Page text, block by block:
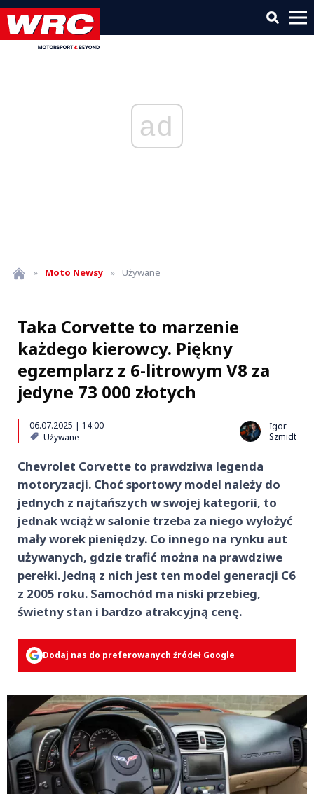
ad
» Moto Newsy » Używane
Taka Corvette to marzenie
każdego kierowcy. Piękny
egzemplarz z 6-litrowym V8 za
jedyne 73 000 złotych
06.07.2025 | 14:00
Używane
Igor
Szmidt
Chevrolet Corvette to prawdziwa legenda
motoryzacji. Choć sportowy model należy do
jednych z najtańszych w swojej kategorii, to
jednak wciąż w salonie trzeba za niego wyłożyć
mały worek pieniędzy. Co innego na rynku aut
używanych, gdzie trafić można na prawdziwe
perełki. Jedną z nich jest ten model generacji C6
z 2005 roku. Samochód ma niski przebieg,
świetny stan i bardzo atrakcyjną cenę.
Dodaj nas do preferowanych źródeł Google